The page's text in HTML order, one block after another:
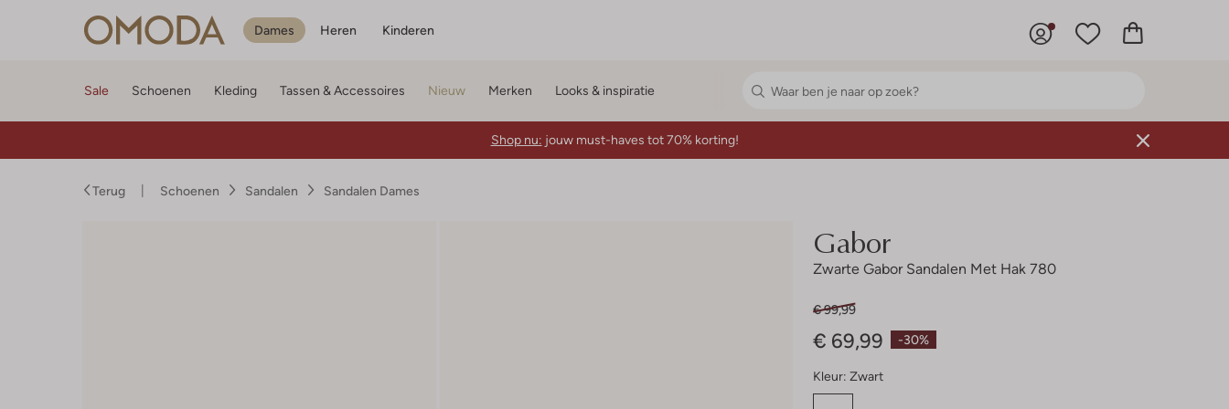
Dames Heren Kinderen
Sale Schoenen Kleding Tassen & Accessoires Nieuw Merken Looks & inspiratie
Shop nu: jouw must-haves tot 70% korting!
Terug Schoenen Sandalen Sandalen Dames
Gabor
Zwarte Gabor Sandalen Met Hak 780
-30%
€ 99,99
€ 69,99
Kleur: Zwart